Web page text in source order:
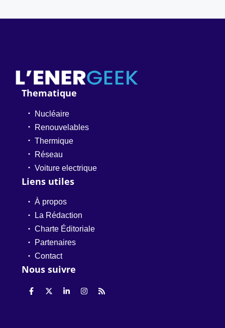
Thematique
Nucléaire
Renouvelables
Thermique
Réseau
Voiture electrique
Liens utiles
À propos
La Rédaction
Charte Éditoriale
Partenaires
Contact
Nous suivre